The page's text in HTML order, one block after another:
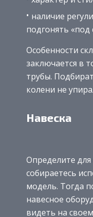
наличие
подгонять «под
Особенности
заключается в
трубы.
колени не
Навеска
Определите для
собираетесь
модель. Тогда
навесное
видеть на